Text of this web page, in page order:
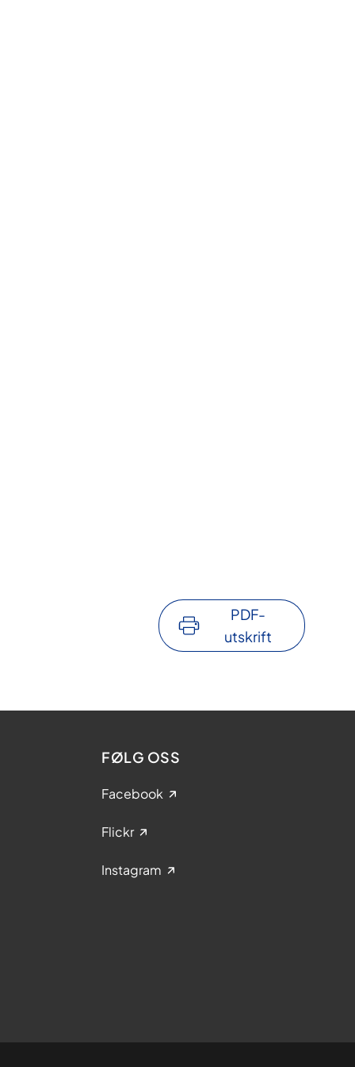
PDF-
utskrift
FØLG OSS
Facebook
Flickr
Instagram